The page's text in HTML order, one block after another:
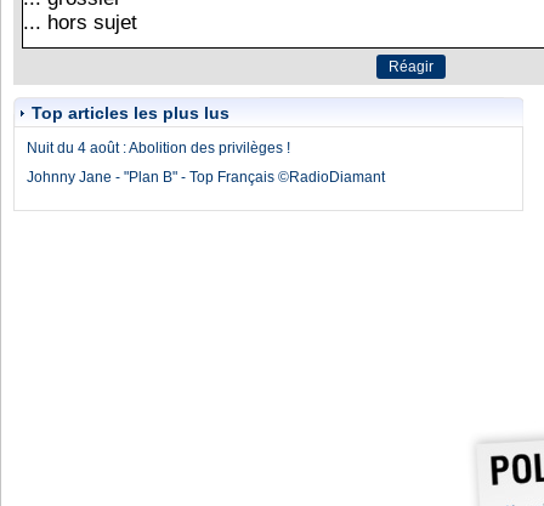
Top articles les plus lus
Nuit du 4 août : Abolition des privilèges !
Johnny Jane - "Plan B" - Top Français ©RadioDiamant